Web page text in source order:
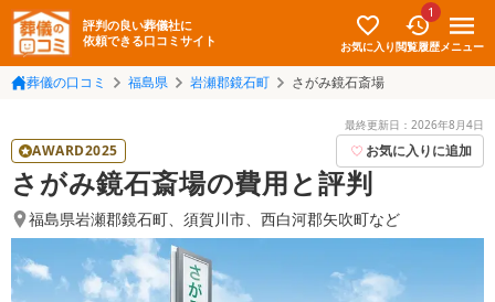
評判の良い葬儀社に
依頼できる口コミサイト
お気に入り
1
閲覧履歴メニュー
葬儀の口コミ 福島県 岩瀬郡鏡石町 さがみ鏡石斎場
最終更新日： 2026年8月4日
AWARD2025 お気に入りに追加
さがみ鏡石斎場の費用と評判
福島県岩瀬郡鏡石町、 須賀川市、 西白河郡矢吹町など